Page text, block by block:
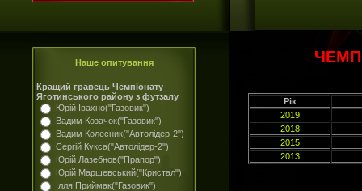
Наше опитування
Кращий гравець Чемпіонату
Яготинського району з футзалу
Юрій Івахно("Газовик")
Вадим Козачок("Газовик")
Вадим Колесник("Автолідер-2")
Сергій Кукса("Автолідер-2")
Юрій Лазебнов("Прапор")
Юрій Маршевський("Кристал")
Ілля Приймак("Газовик")
Рік
2019
2018
2015
2013